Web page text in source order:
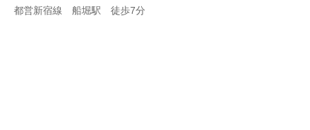
都営新宿線 船堀駅 徒歩7分